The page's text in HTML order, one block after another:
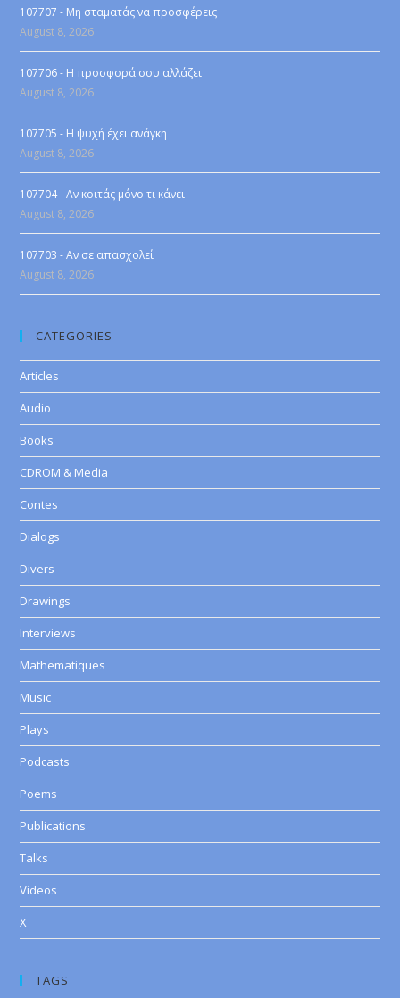
107707 - Μη σταματάς να προσφέρεις
August 8, 2026
107706 - Η προσφορά σου αλλάζει
August 8, 2026
107705 - Η ψυχή έχει ανάγκη
August 8, 2026
107704 - Αν κοιτάς μόνο τι κάνει
August 8, 2026
107703 - Αν σε απασχολεί
August 8, 2026
CATEGORIES
Articles
Audio
Books
CDROM & Media
Contes
Dialogs
Divers
Drawings
Interviews
Mathematiques
Music
Plays
Podcasts
Poems
Publications
Talks
Videos
X
TAGS